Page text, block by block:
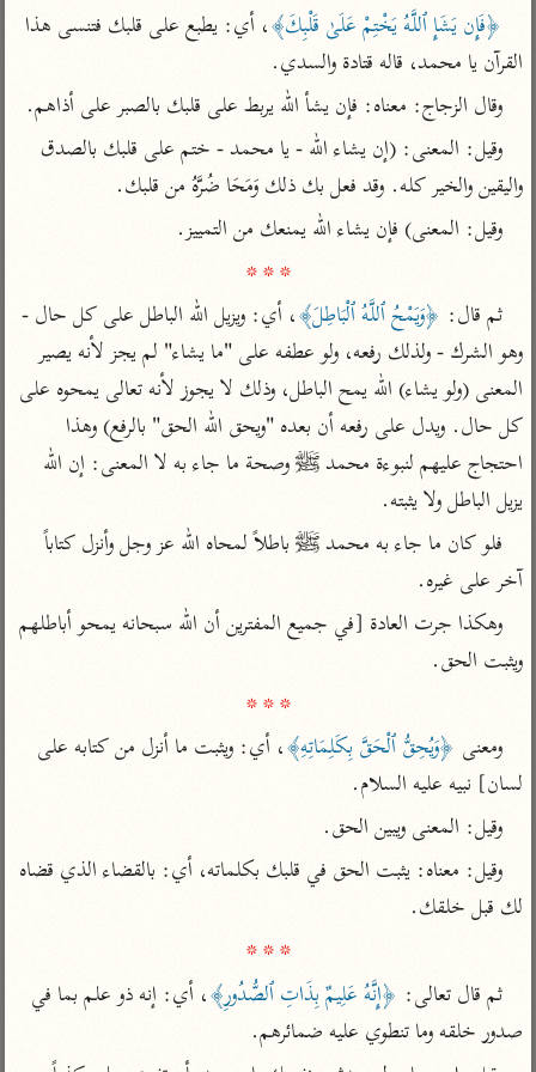
جمع الأقوال
تفسير ابن الجوزي
تفسير الماوردي
منتقاة
تفسير ابن القيم
تفسير ابن تيمية
عامّة
تفسير السمعاني
تفسير مكّي
محاسن التأويل
للقاسمي
تفسير الثعالبي
تفسير السمرقندي
تفسير الثعلبي
تفسير الرازي
أخرى
أضواء البيان
نظم الدرر للبقاعي
لغة وبلاغة
التحرير والتنوير
المحرر الوجيز لابن
عطية
البحر المحيط لأبي
حيان
تفسير أبي السعود
تفسير ابن عثيمين
مركَّزة العبارة
تفسير الجلالين
جامع البيان للإيجي
الوجيز للواحدي
تفسير ابن أبي زمنين
آثار
موسوعة التفسير
الدر المنثور
تفسير مقاتل
اشترك لتصلك أخبار مشاريعنا
اشترك
تليجرام
تعليمات•عن الباحث القرآني
﴿فَإِن يَشَإِ ٱللَّهُ يَخْتِمْ عَلَىٰ قَلْبِكَ﴾
القرآن يا محمد، قاله قتادة والسدي.
وقال الزجاج: معناه: فإن يشأ الله يربط على قلبك بالصبر على أذاهم.
واليقين والخير كله. وقد فعل بك ذلك وَمَحَا ضُرَّهُ من قلبك.
وقيل: المعنى) فإن يشاء الله يمنعك من التمييز.
* * *
ثم قال: ﴿وَيَمْحُ ٱللَّهُ ٱلْبَاطِلَ﴾
وهو الشرك - ولذلك رفعه، ولو عطفه على "ما يشاء" لم يجز لأنه يصير
يزيل الباطل ولا يثبته.
فلو كان ما جاء به محمد ﷺ باطلاً لمحاه الله عز وجل وأنزل كتاباً
آخر على غيره.
ويثبت الحق.
* * *
ومعنى ﴿وَيُحِقُّ ٱلْحَقَّ بِكَلِمَاتِهِ﴾
لسان] نبيه عليه السلام.
وقيل: المعنى ويبين الحق.
لك قبل خلقك.
* * *
ثم قال تعالى: ﴿إِنَّهُ عَلِيمٌ بِذَاتِ ٱلصُّدُورِ﴾
صدور خلقه وما تنطوي عليه ضمائرهم.